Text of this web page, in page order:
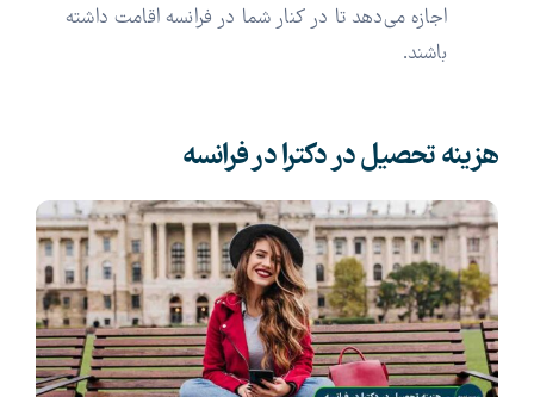
اجازه می‌دهد تا در کنار شما در فرانسه اقامت داشته
باشند.
هزینه تحصیل در دکترا در فرانسه